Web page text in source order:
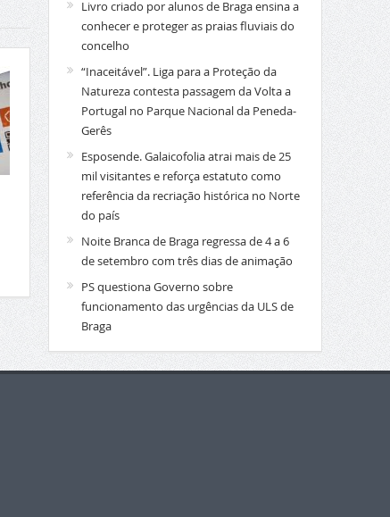
Livro criado por alunos de Braga ensina a
conhecer e proteger as praias fluviais do
concelho
“Inaceitável”. Liga para a Proteção da
Natureza contesta passagem da Volta a
Portugal no Parque Nacional da Peneda-
Gerês
Esposende. Galaicofolia atrai mais de 25
mil visitantes e reforça estatuto como
referência da recriação histórica no Norte
do país
Noite Branca de Braga regressa de 4 a 6
de setembro com três dias de animação
PS questiona Governo sobre
funcionamento das urgências da ULS de
Braga